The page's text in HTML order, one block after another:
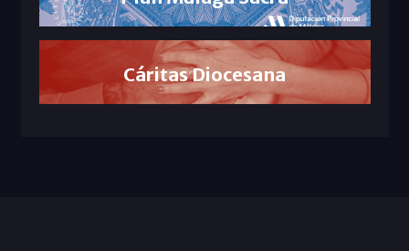
Cáritas Diocesana